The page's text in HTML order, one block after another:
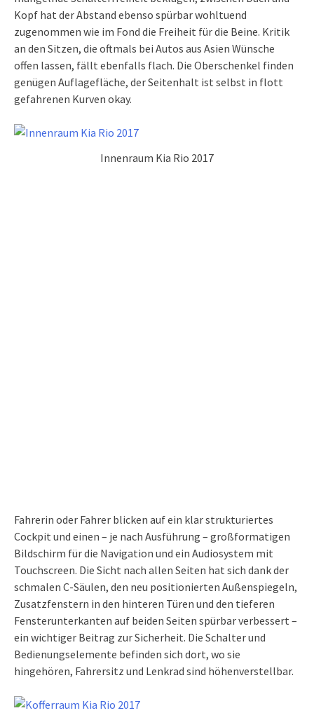
Kopf hat der Abstand ebenso spürbar wohltuend
zugenommen wie im Fond die Freiheit für die Beine. Kritik
an den Sitzen, die oftmals bei Autos aus Asien Wünsche
offen lassen, fällt ebenfalls flach. Die Oberschenkel finden
genügen Auflagefläche, der Seitenhalt ist selbst in flott
gefahrenen Kurven okay.
Innenraum Kia Rio 2017
Fahrerin oder Fahrer blicken auf ein klar strukturiertes
Cockpit und einen – je nach Ausführung – großformatigen
Bildschirm für die Navigation und ein Audiosystem mit
Touchscreen. Die Sicht nach allen Seiten hat sich dank der
schmalen C-Säulen, den neu positionierten Außenspiegeln,
Zusatzfenstern in den hinteren Türen und den tieferen
Fensterunterkanten auf beiden Seiten spürbar verbessert –
ein wichtiger Beitrag zur Sicherheit. Die Schalter und
Bedienungselemente befinden sich dort, wo sie
hingehören, Fahrersitz und Lenkrad sind höhenverstellbar.